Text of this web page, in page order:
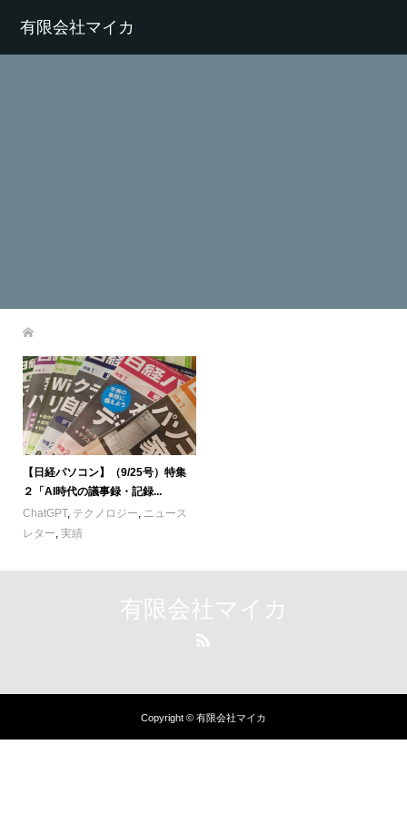
有限会社マイカ
【日経パソコン】（9/25号）特集
２「AI時代の議事録・記録...
ChatGPT, テクノロジー, ニュース
レター, 実績
有限会社マイカ
Copyright © 有限会社マイカ